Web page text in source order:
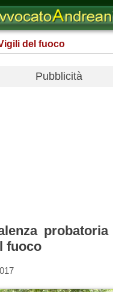
del fuoco
Pubblicità
fuoco